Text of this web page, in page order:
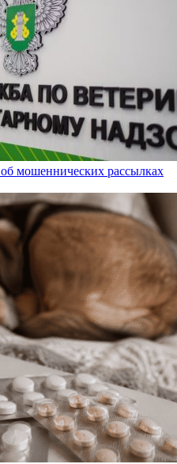
об мошеннических рассылках